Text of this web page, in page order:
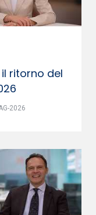
ritorno del
2026